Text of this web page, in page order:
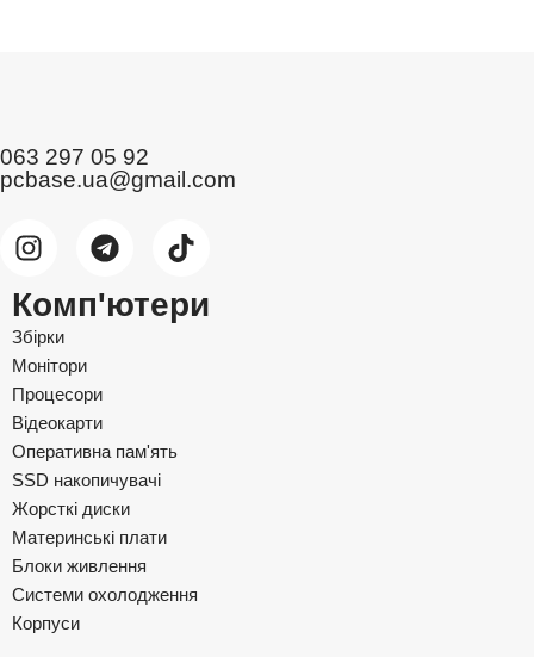
063 297 05 92
pcbase.ua@gmail.com
Комп'ютери
Збірки
Монітори
Процесори
Відеокарти
Оперативна пам'ять
SSD накопичувачі
Жорсткі диски
Материнські плати
Блоки живлення
Системи охолодження
Корпуси